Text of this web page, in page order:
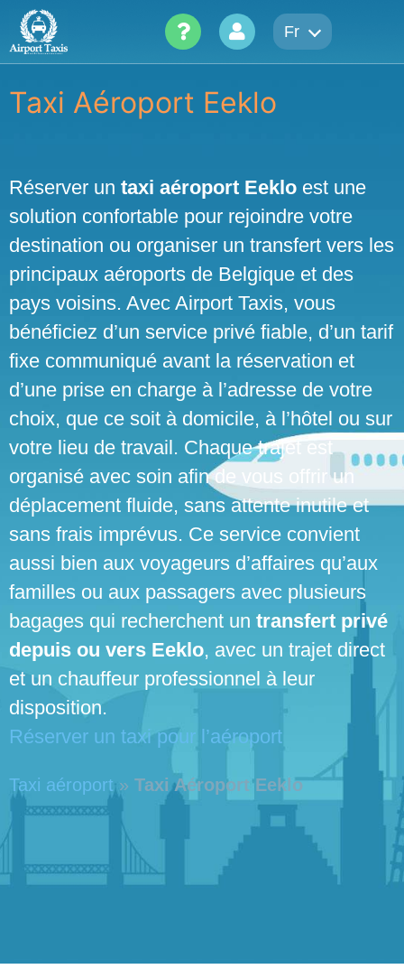
Skip
content
Fr
Taxi Aéroport Eeklo
Réserver un taxi aéroport Eeklo est une
solution confortable pour rejoindre votre
destination ou organiser un transfert vers les
principaux aéroports de Belgique et des
pays voisins. Avec Airport Taxis, vous
bénéficiez d’un service privé fiable, d’un tarif
fixe communiqué avant la réservation et
d’une prise en charge à l’adresse de votre
choix, que ce soit à domicile, à l’hôtel ou sur
votre lieu de travail. Chaque trajet est
organisé avec soin afin de vous offrir un
déplacement fluide, sans attente inutile et
sans frais imprévus. Ce service convient
aussi bien aux voyageurs d’affaires qu’aux
familles ou aux passagers avec plusieurs
bagages qui recherchent un transfert privé
depuis ou vers Eeklo, avec un trajet direct
et un chauffeur professionnel à leur
disposition.
Réserver un taxi pour l’aéroport
Taxi aéroport » Taxi Aéroport Eeklo